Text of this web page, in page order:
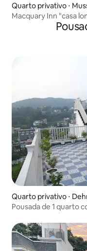
Quarto privativo ⋅
Macquary Inn "casa
Quarto privativo ⋅
Pousada de 1 quarto